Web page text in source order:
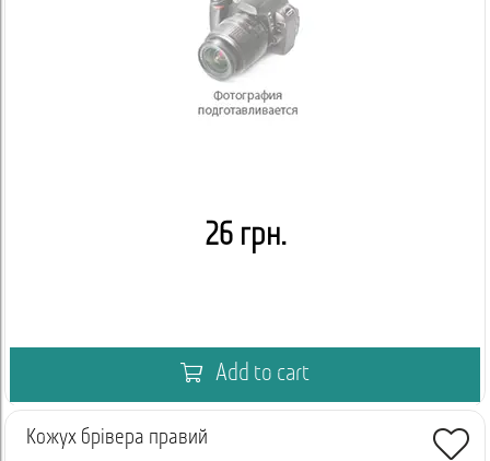
26 грн.
Add to cart
Кожух брівера правий